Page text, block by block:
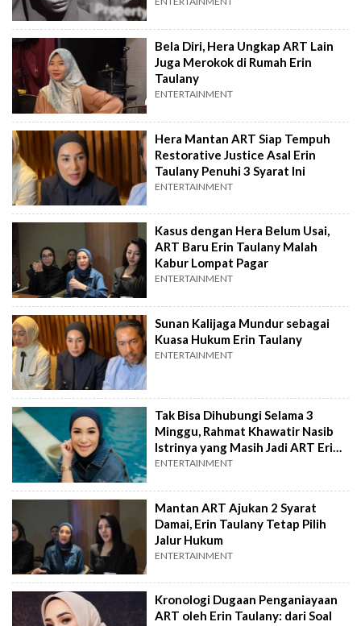
Bela Diri, Hera Ungkap ART Lain
Juga Merokok di Rumah Erin
Taulany
ENTERTAINMENT
Hera Mantan ART Siap Tempuh
Restorative Justice Asal Erin
Taulany Penuhi 3 Syarat Ini
ENTERTAINMENT
Kasus dengan Hera Belum Usai,
ART Baru Erin Taulany Malah
Kabur Lompat Pagar
ENTERTAINMENT
Sunan Kalijaga Mundur sebagai
Kuasa Hukum Erin Taulany
ENTERTAINMENT
Tak Bisa Dihubungi Selama 3
Minggu, Rahmat Khawatir Nasib
Istrinya yang Masih Jadi ART Erin
Taulany
ENTERTAINMENT
Mantan ART Ajukan 2 Syarat
Damai, Erin Taulany Tetap Pilih
Jalur Hukum
ENTERTAINMENT
Kronologi Dugaan Penganiayaan
ART oleh Erin Taulany: dari Soal